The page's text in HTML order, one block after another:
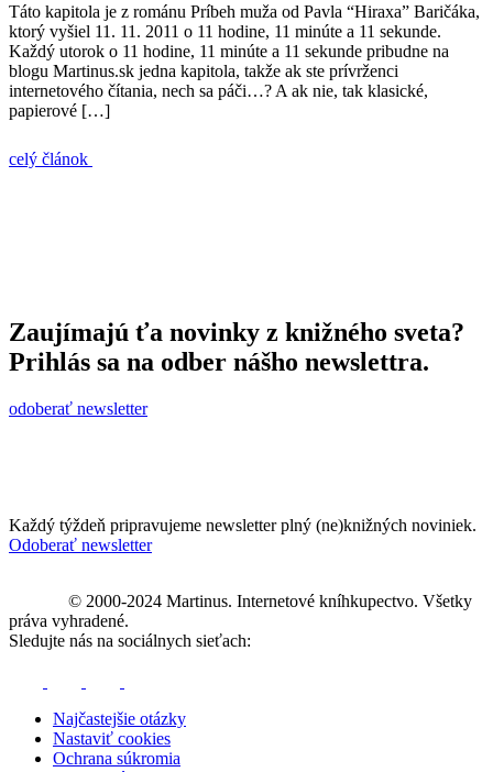
Táto kapitola je z románu Príbeh muža od Pavla “Hiraxa” Baričáka,
ktorý vyšiel 11. 11. 2011 o 11 hodine, 11 minúte a 11 sekunde.
Každý utorok o 11 hodine, 11 minúte a 11 sekunde pribudne na
blogu Martinus.sk jedna kapitola, takže ak ste prívrženci
internetového čítania, nech sa páči…? A ak nie, tak klasické,
papierové […]
celý článok
Zaujímajú ťa novinky z knižného sveta?
Prihlás sa na odber nášho newslettra.
odoberať newsletter
Každý týždeň pripravujeme newsletter plný (ne)knižných noviniek.
Odoberať newsletter
© 2000-2024 Martinus. Internetové kníhkupectvo. Všetky
práva vyhradené.
Sledujte nás na sociálnych sieťach:
Najčastejšie otázky
Nastaviť cookies
Ochrana súkromia